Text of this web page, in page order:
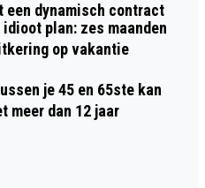
een dynamisch contract
idioot plan: zes maanden
op vakantie
je 45 en 65ste kan
meer dan 12 jaar